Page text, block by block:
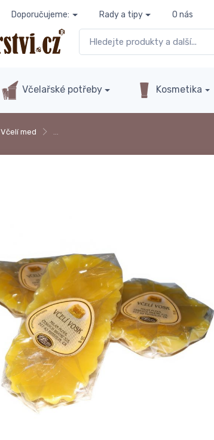
Doporučujeme: Rady a tipy O nás
Včelařské potřeby Kosmetika
Včelí med …